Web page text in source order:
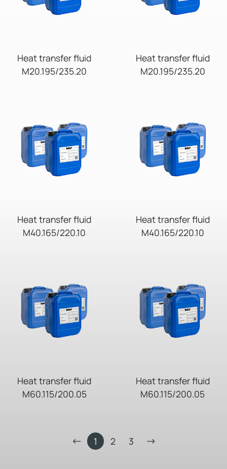
Heat transfer fluid
M20.195/235.20
Heat transfer fluid
M20.195/235.20
Heat transfer fluid
M40.165/220.10
Heat transfer fluid
M40.165/220.10
Heat transfer fluid
M60.115/200.05
Heat transfer fluid
M60.115/200.05
1 2 3